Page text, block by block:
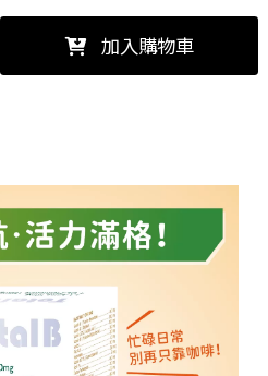
力爽爽喉軟糖(枇加入購物車